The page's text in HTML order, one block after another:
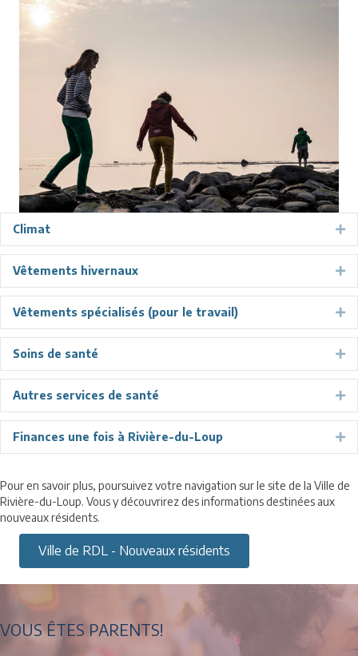
Climat
Vêtements hivernaux
Vêtements spécialisés (pour le travail)
Soins de santé
Autres services de santé
Finances une fois à Rivière-du-Loup
Pour en savoir plus, poursuivez votre navigation sur le site de la Ville de
Rivière-du-Loup. Vous y découvrirez des informations destinées aux
nouveaux résidents.
Ville de RDL - Nouveaux résidents
VOUS ÊTES PARENTS!